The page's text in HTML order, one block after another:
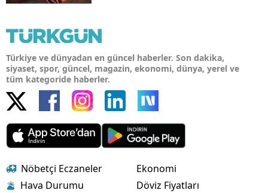
Türkiye ve dünyadan en güncel haberler. Son dakika,
siyaset, spor, güncel, magazin, ekonomi, dünya, yerel ve
tüm kategoride haberler.
Nöbetçi Eczaneler
Hava Durumu
Ekonomi
Döviz Fiyatları